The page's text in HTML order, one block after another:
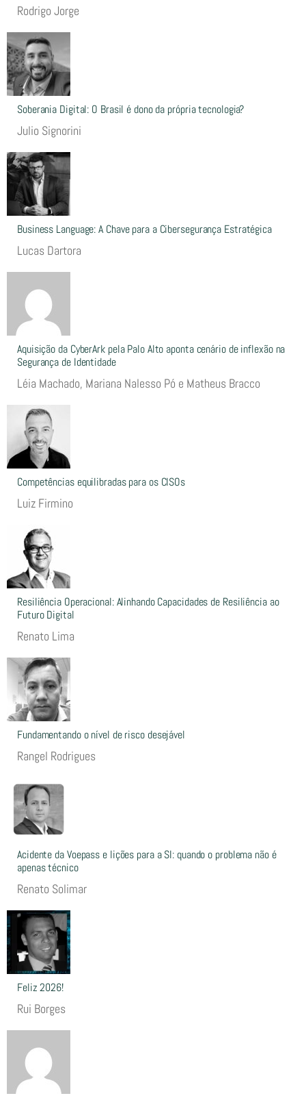
Rodrigo Jorge
Soberania Digital: O Brasil é dono da própria tecnologia?
Julio Signorini
Business Language: A Chave para a Cibersegurança Estratégica
Lucas Dartora
Aquisição da CyberArk pela Palo Alto aponta cenário de inflexão na
Segurança de Identidade
Léia Machado, Mariana Nalesso Pó e Matheus Bracco
Competências equilibradas para os CISOs
Luiz Firmino
Resiliência Operacional: Alinhando Capacidades de Resiliência ao
Futuro Digital
Renato Lima
Fundamentando o nível de risco desejável
Rangel Rodrigues
Acidente da Voepass e lições para a SI: quando o problema não é
apenas técnico
Renato Solimar
Feliz 2026!
Rui Borges